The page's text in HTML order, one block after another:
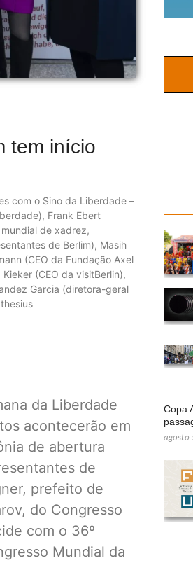
tem início
com o Sino da Liberdade –
Frank Ebert
de xadrez,
de Berlim), Masih
(CEO da Fundação Axel
(CEO da visitBerlin),
Garcia (diretora-geral
da Liberdade
acontecerão em
de abertura
de
prefeito de
do Congresso
com o 36º
Mundial da
Copa
agosto